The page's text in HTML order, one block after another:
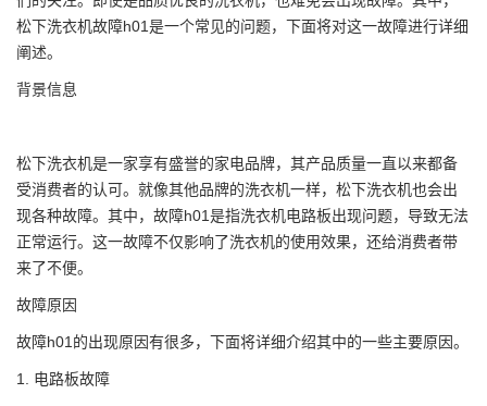
松下洗衣机故障h01是一个常见的问题，下面将对这一故障进行详细
阐述。
背景信息
松下洗衣机是一家享有盛誉的家电品牌，其产品质量一直以来都备
受消费者的认可。就像其他品牌的洗衣机一样，松下洗衣机也会出
现各种故障。其中，故障h01是指洗衣机电路板出现问题，导致无法
正常运行。这一故障不仅影响了洗衣机的使用效果，还给消费者带
来了不便。
故障原因
故障h01的出现原因有很多，下面将详细介绍其中的一些主要原因。
1. 电路板故障